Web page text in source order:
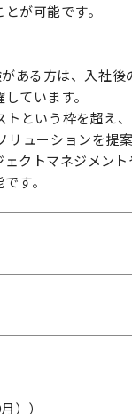
が可能です。
ある方は、入社
ています。
トという枠を超え
リューションを提
クトマネジメン
す。
））